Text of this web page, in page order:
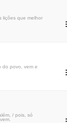
lições que melhor
do povo, vem e
/ pois, só